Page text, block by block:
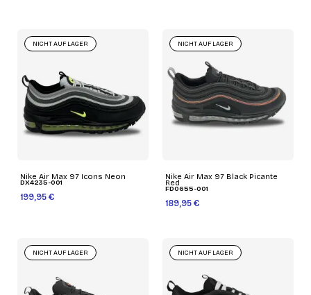
Nike Air Max 97 Icons Neon
DX4235-001
199,95 €
NICHT AUF LAGER
Nike Air Max 97 Black Picante
Red
FD0655-001
189,95 €
NICHT AUF LAGER
NICHT AUF LAGER NICHT AUF LAGER